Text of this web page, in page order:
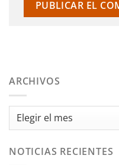
ARCHIVOS
Archivos
NOTICIAS RECIENTES